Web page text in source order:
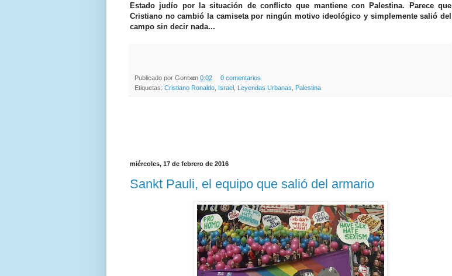
Estado judío por la situación de conflicto que mantiene con Palestina. Parece que
Cristiano no cambió la camiseta por ningún motivo ideológico y simplemente salió del
campo sin decir nada...
Publicado por Gontxoen0:02
0 comentarios
Etiquetas: Cristiano Ronaldo Israel Leyendas Urbanas Palestina
miércoles, 17 de febrero de 2016
Sankt Pauli, el equipo que salió del armario